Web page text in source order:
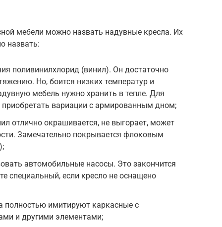
мебели можно назвать надувные кресла. Их
назвать:
поливинилхлорид (винил). Он достаточно
Но, боится низких температур и
мебель нужно хранить в тепле. Для
вариации с армированным дном;
отлично окрашивается, не выгорает, может
Замечательно покрывается флоковым
автомобильные насосы. Это закончится
специальный, если кресло не оснащено
имитируют каркасные с
и другими элементами;